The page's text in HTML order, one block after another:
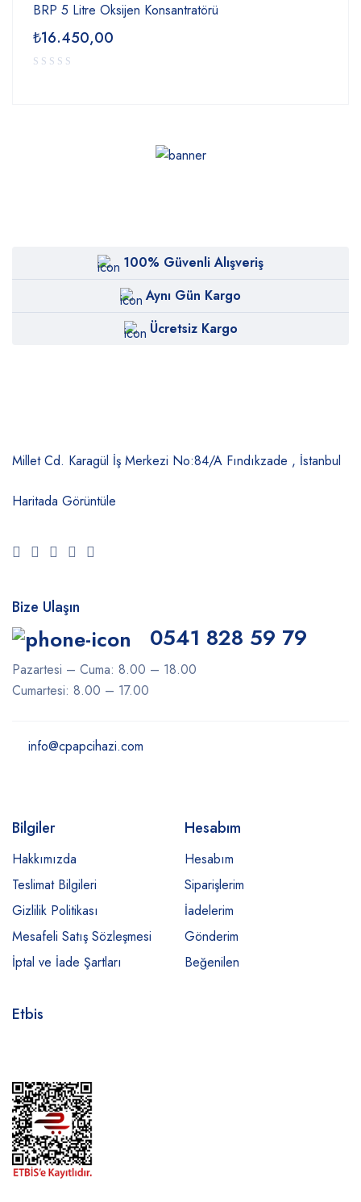
BRP 5 Litre Oksijen Konsantratörü
₺16.450,00
100% Güvenli Alışveriş
Aynı Gün Kargo
Ücretsiz Kargo
Millet Cd. Karagül İş Merkezi No:84/A Fındıkzade , İstanbul
Haritada Görüntüle
Bize Ulaşın
0541 828 59 79
Pazartesi – Cuma: 8.00 – 18.00
Cumartesi: 8.00 – 17.00
info@cpapcihazi.com
Bilgiler
Hakkımızda
Teslimat Bilgileri
Gizlilik Politikası
Mesafeli Satış Sözleşmesi
İptal ve İade Şartları
Hesabım
Hesabım
Siparişlerim
İadelerim
Gönderim
Beğenilen
Etbis